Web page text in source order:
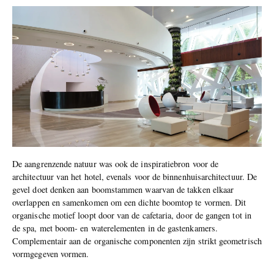
De aangrenzende natuur was ook de inspiratiebron voor de
architectuur van het hotel, evenals voor de binnenhuisarchitectuur. De
gevel doet denken aan boomstammen waarvan de takken elkaar
overlappen en samenkomen om een dichte boomtop te vormen. Dit
organische motief loopt door van de cafetaria, door de gangen tot in
de spa, met boom- en waterelementen in de gastenkamers.
Complementair aan de organische componenten zijn strikt geometrisch
vormgegeven vormen.